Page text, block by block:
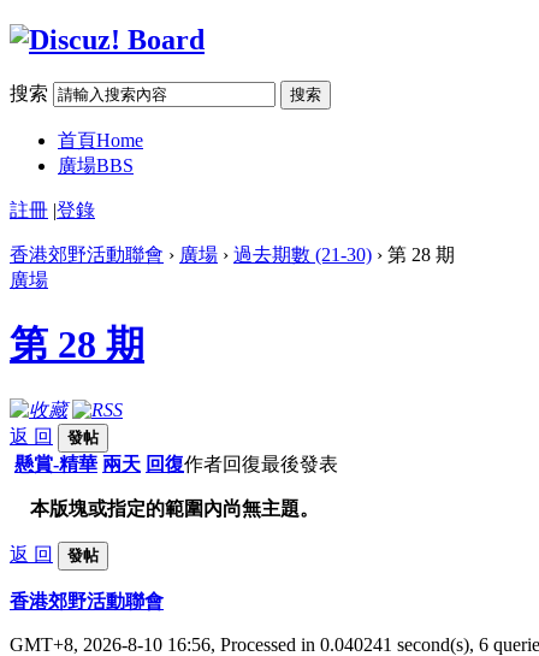
搜索 搜索
首頁Home
廣場BBS
註冊 |登錄
香港郊野活動聯會 › 廣場 › 過去期數 (21-30) › 第 28 期
廣場
第 28 期
返 回 發帖
懸賞-精華 兩天 回復作者回復最後發表
本版塊或指定的範圍內尚無主題。
返 回 發帖
香港郊野活動聯會
GMT+8, 2026-8-10 16:56, Processed in 0.040241 second(s), 6